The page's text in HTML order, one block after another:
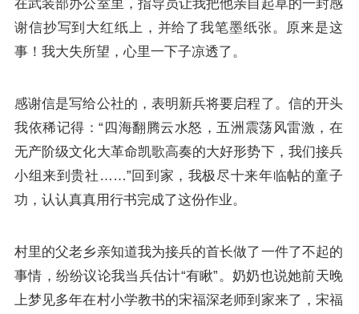
在武装部办公室里，指导员让我把他亲自起草的一封感
谢信抄写到大红纸上，并给了我笔墨纸张。原来是这
事！我大失所望，心里一下子凉透了。
感谢信是写给公社的，表明新兵将要启程了。信的开头
我依稀记得：“四海翻腾云水怒，五洲震荡风雷激，在
无产阶级文化大革命凯歌高奏的大好形势下，我们接兵
小组来到贵社……”回到家，我极尽十来年临帖的童子
功，认认真真用行书完成了这份作业。
村里的父老乡亲知道我为接兵的首长做了一件了不起的
事情，纷纷议论我当兵估计“有瞅”。奶奶也说她前天晚
上梦见多年在村小学教书的宋福深老师到家来了，宋福